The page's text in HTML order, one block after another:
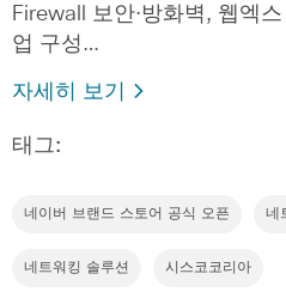
Firewall 보안·방화벽, 웹엑
업 구성…
자세히 보기
태그:
네이버 브랜드 스토어 공식 오픈 네
네트워킹 솔루션 시스코코리아